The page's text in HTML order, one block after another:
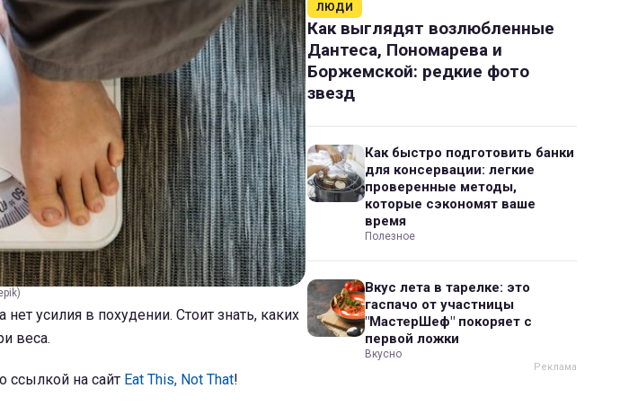
усилия в похудении. Стоит знать, каких
веса.
ссылкой на сайт Eat This, Not That!
ЛЮДИ
Как выглядят возлюбленные
Дантеса, Пономарева и
Боржемской: редкие фото
звезд
Как быстро подготовить банки
для консервации: легкие
проверенные методы,
которые сэкономят ваше
время
Полезное
Вкус лета в тарелке: это
гаспачо от участницы
"МастерШеф" покоряет с
первой ложки
Вкусно